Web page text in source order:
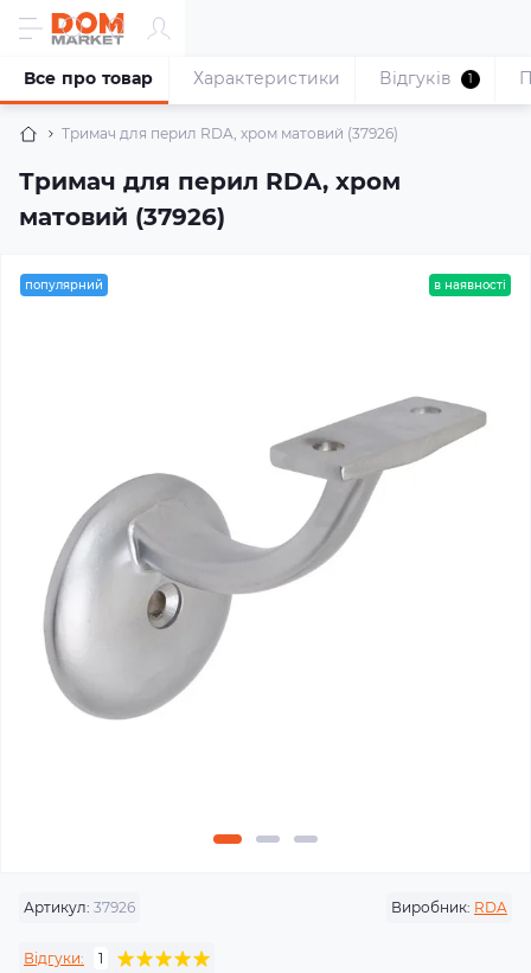
Тримач для перил RDA, хром матовий (37926)
Тримач для перил RDA, хром
матовий (37926)
Все про товар Характеристики Відгуків 1
популярний в наявності
Артикул: 37926 Виробник: RDA
Відгуки: 1